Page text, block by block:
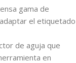
gama de
el etiquetado
de aguja que
en